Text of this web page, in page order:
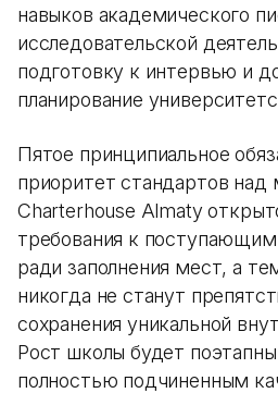
навыков академического
исследовательской
подготовку к интервью и
планирование
Пятое принципиальное
приоритет стандартов
Charterhouse Almaty
требования к
ради заполнения мест, а
никогда не станут
сохранения уникальной
Рост школы будет
полностью подчиненным